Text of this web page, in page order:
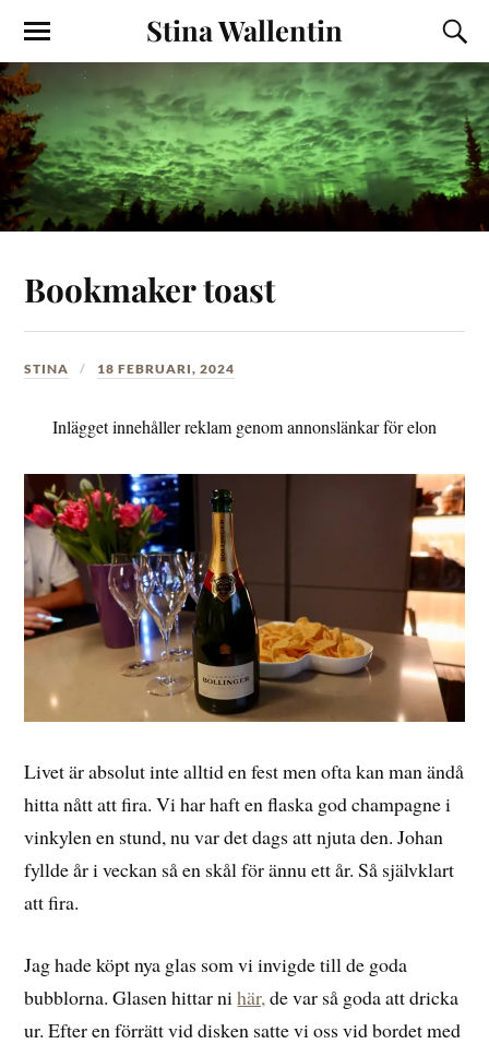
Stina Wallentin
Bookmaker toast
STINA 18 FEBRUARI, 2024
Inlägget innehåller reklam genom annonslänkar för elon
Livet är absolut inte alltid en fest men ofta kan man ändå
hitta nått att fira. Vi har haft en flaska god champagne i
vinkylen en stund, nu var det dags att njuta den. Johan
fyllde år i veckan så en skål för ännu ett år. Så självklart
att fira.
Jag hade köpt nya glas som vi invigde till de goda
bubblorna. Glasen hittar nihär, de var så goda att dricka
ur. Efter en förrätt vid disken satte vi oss vid bordet med